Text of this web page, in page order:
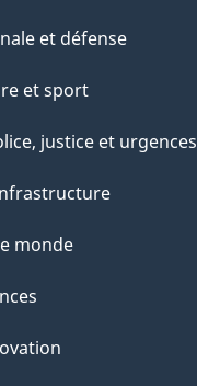
et défense
et sport
justice et urgences
monde